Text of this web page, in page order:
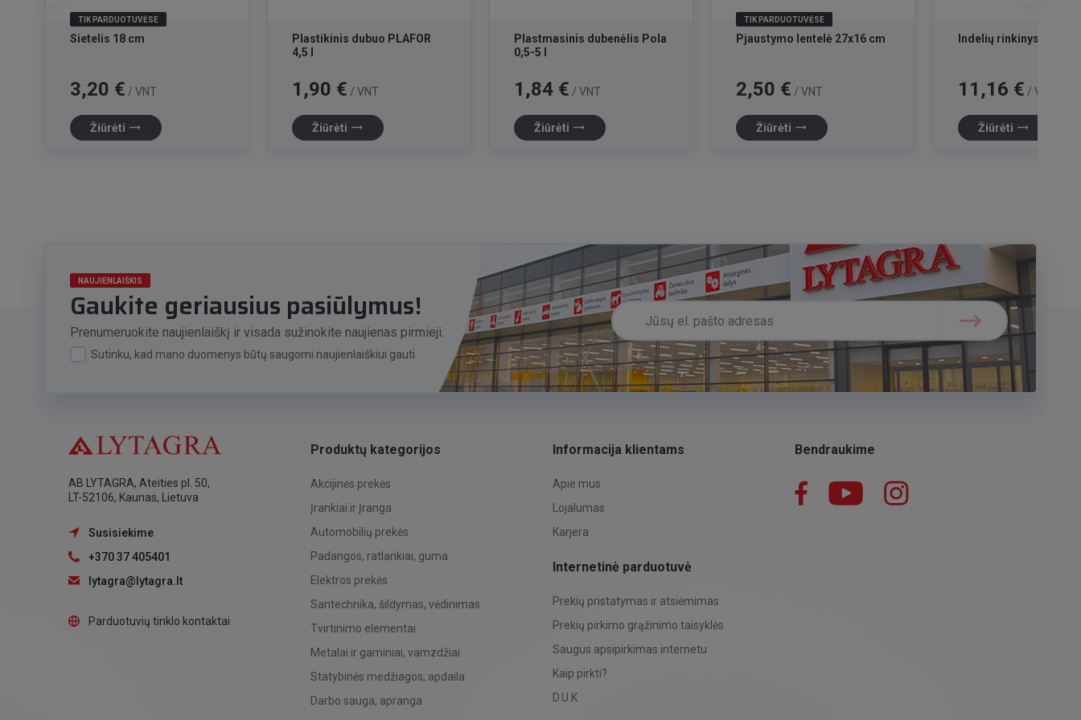
TIK PARDUOTUVĖSE
Sietelis 18 cm
Kaina
3,20 € / VNT
Žiūrėti trending_flat
Plastikinis dubuo PLAFOR
4,5 l
Kaina
1,90 € / VNT
Žiūrėti trending_flat
Plastmasinis dubenėlis Pola
0,5-5 l
Kaina
1,84 € / VNT
Žiūrėti trending_flat
TIK PARDUOTUVĖSE
Pjaustymo lentelė 27x16 cm
Kaina
2,50 € / VNT
Žiūrėti trending_flat
Indelių rinkinys aliejui
Kaina
11,16 € / VNT
Žiūrėti trending_flat
NAUJIENLAIŠKIS
Gaukite geriausius pasiūlymus!
Prenumeruokite naujienlaiškį ir visada sužinokite naujienas pirmieji.
Sutinku, kad mano duomenys būtų saugomi naujienlaiškiui gauti
AB LYTAGRA, Ateities pl. 50,
LT-52106, Kaunas, Lietuva
Susisiekime
+370 37 405401
lytagra@lytagra.lt
Parduotuvių tinklo kontaktai
Produktų kategorijos
Akcijinės prekės
Įrankiai ir Įranga
Automobilių prekės
Padangos, ratlankiai, guma
Elektros prekės
Santechnika, šildymas, vėdinimas
Tvirtinimo elementai
Metalai ir gaminiai, vamzdžiai
Statybinės medžiagos, apdaila
Darbo sauga, apranga
Informacija klientams
Apie mus
Lojalumas
Karjera
Internetinė parduotuvė
Prekių pristatymas ir atsiėmimas
Prekių pirkimo grąžinimo taisyklės
Saugus apsipirkimas internetu
Kaip pirkti?
D.U.K
Bendraukime
Facebook YouTube